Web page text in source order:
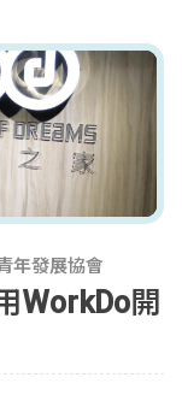
年發展協會
WorkDo開